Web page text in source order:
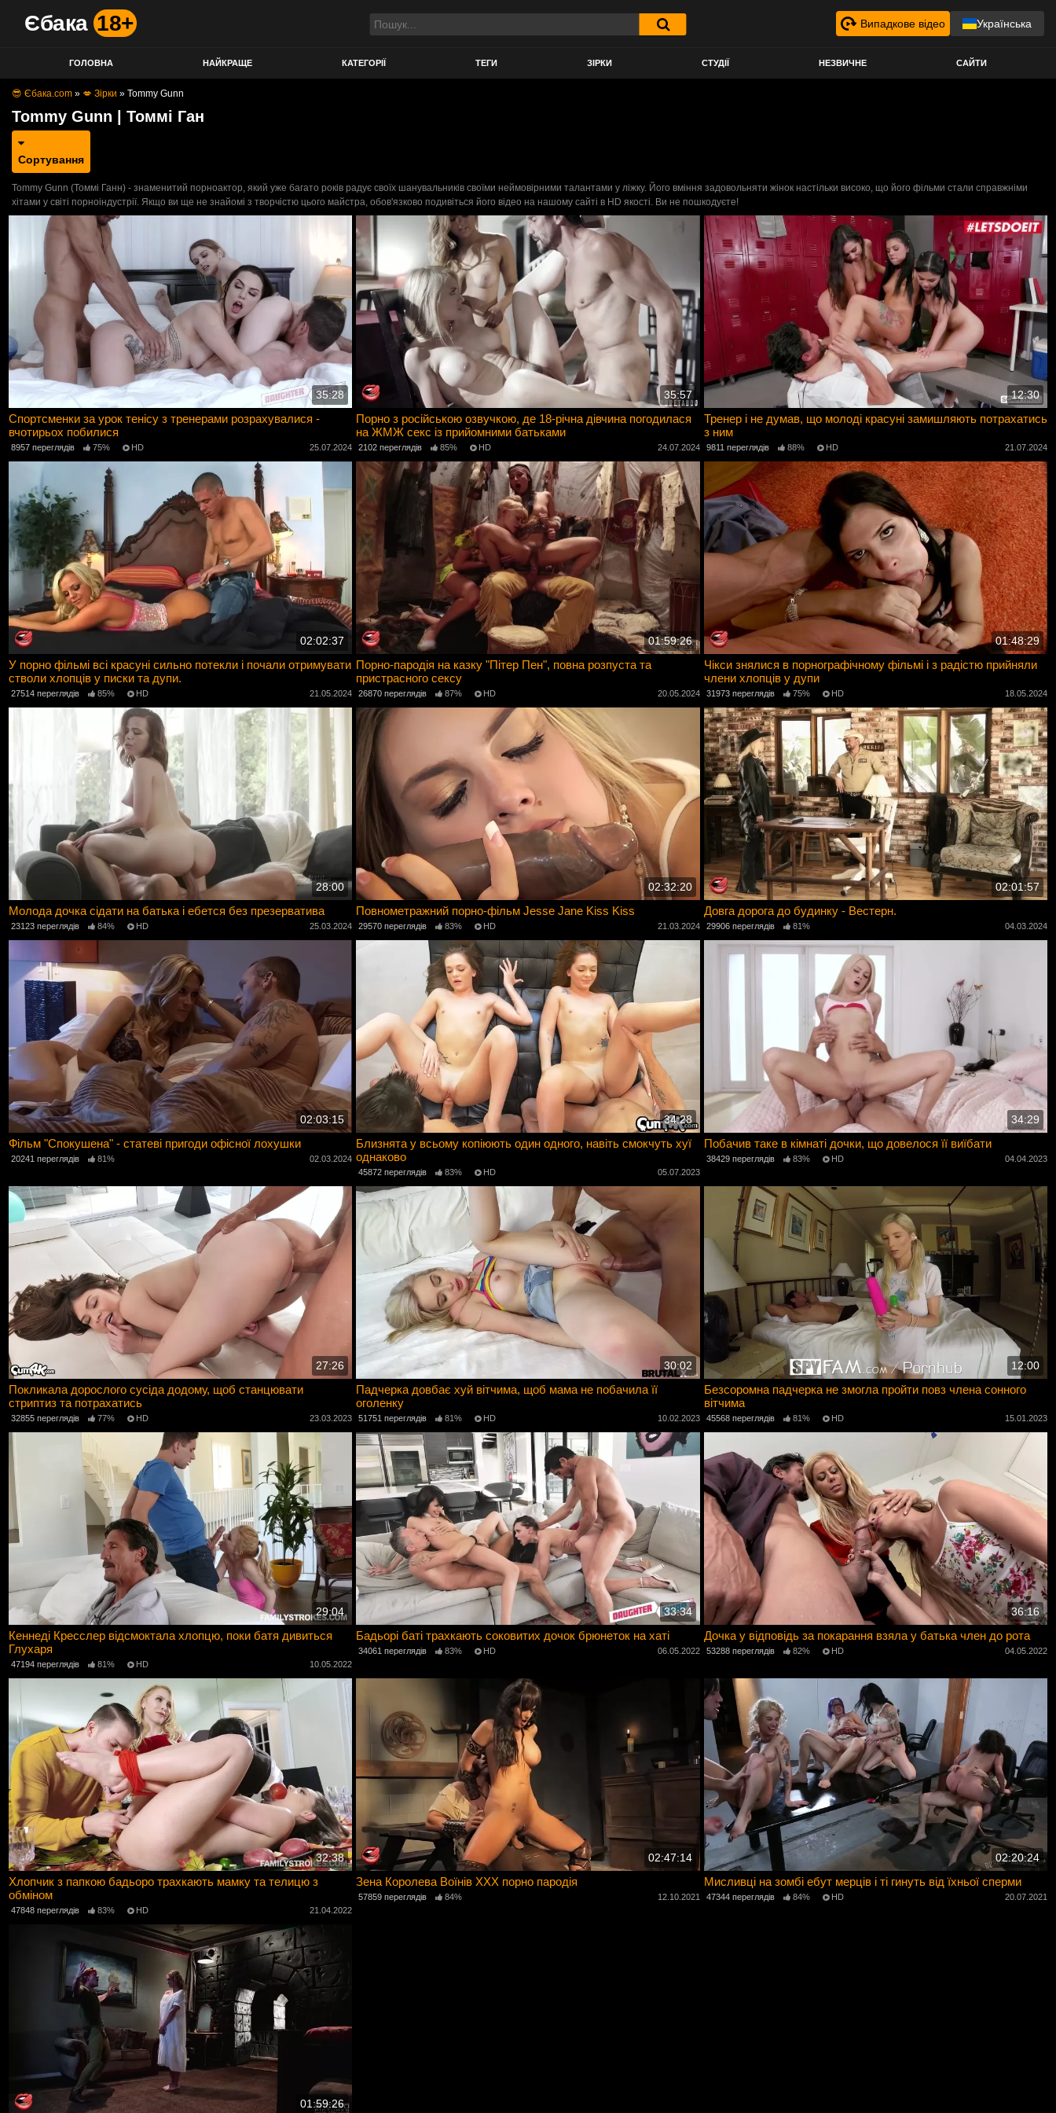
Єбака 18+ Випадкове відео Українська
ГОЛОВНА НАЙКРАЩЕ КАТЕГОРІЇ ТЕГИ ЗІРКИ СТУДІЇ НЕЗВИЧНЕ САЙТИ
😎 Єбака.com » 💋 Зірки » Tommy Gunn
Tommy Gunn | Томмі Ган
Сортування
Tommy Gunn (Томмі Ганн) - знаменитий порноактор, який уже багато років радує своїх шанувальників своїми неймовірними талантами у ліжку. Його вміння задовольняти жінок настільки високо, що його фільми стали справжніми
хітами у світі порноіндустрії. Якщо ви ще не знайомі з творчістю цього майстра, обов'язково подивіться його відео на нашому сайті в HD якості. Ви не пошкодуєте!
35:28
Спортсменки за урок тенісу з тренерами розрахувалися -
вчотирьох побилися
8957 переглядів 75% HD 25.07.2024
35:57
Порно з російською озвучкою, де 18-річна дівчина погодилася
на ЖМЖ секс із прийомними батьками
2102 переглядів 85% HD 24.07.2024
12:30
Тренер і не думав, що молоді красуні замишляють потрахатись
з ним
9811 переглядів 88% HD 21.07.2024
02:02:37
У порно фільмі всі красуні сильно потекли і почали отримувати
стволи хлопців у писки та дупи.
27514 переглядів 85% HD 21.05.2024
01:59:26
Порно-пародія на казку "Пітер Пен", повна розпуста та
пристрасного сексу
26870 переглядів 87% HD 20.05.2024
01:48:29
Чікси знялися в порнографічному фільмі і з радістю прийняли
члени хлопців у дупи
31973 переглядів 75% HD 18.05.2024
28:00
Молода дочка сідати на батька і ебется без презерватива
23123 переглядів 84% HD 25.03.2024
02:32:20
Повнометражний порно-фільм Jesse Jane Kiss Kiss
29570 переглядів 83% HD 21.03.2024
02:01:57
Довга дорога до будинку - Вестерн.
29906 переглядів 81% 04.03.2024
02:03:15
Фільм "Спокушена" - статеві пригоди офісної лохушки
20241 переглядів 81% 02.03.2024
34:28
Близнята у всьому копіюють один одного, навіть смокчуть хуї
однаково
45872 переглядів 83% HD 05.07.2023
34:29
Побачив таке в кімнаті дочки, що довелося її виїбати
38429 переглядів 83% HD 04.04.2023
27:26
Покликала дорослого сусіда додому, щоб станцювати
стриптиз та потрахатись
32855 переглядів 77% HD 23.03.2023
30:02
Падчерка довбає хуй вітчима, щоб мама не побачила її
оголенку
51751 переглядів 81% HD 10.02.2023
12:00
Безсоромна падчерка не змогла пройти повз члена сонного
вітчима
45568 переглядів 81% HD 15.01.2023
29:04
Кеннеді Кресслер відсмоктала хлопцю, поки батя дивиться
Глухаря
47194 переглядів 81% HD 10.05.2022
33:34
Бадьорі баті трахкають соковитих дочок брюнеток на хаті
34061 переглядів 83% HD 06.05.2022
36:16
Дочка у відповідь за покарання взяла у батька член до рота
53288 переглядів 82% HD 04.05.2022
32:38
Хлопчик з папкою бадьоро трахкають мамку та телицю з
обміном
47848 переглядів 83% HD 21.04.2022
02:47:14
Зена Королева Воїнів XXX порно пародія
57859 переглядів 84% 12.10.2021
02:20:24
Мисливці на зомбі ебут мерців і ті гинуть від їхньої сперми
47344 переглядів 84% HD 20.07.2021
01:59:26